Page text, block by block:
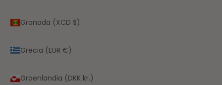
Granada (XCD $)
Grecia (EUR €)
Groenlandia (DKK kr.)